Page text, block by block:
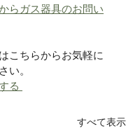
らガス器具のお問い
こちらからお気軽に
い。
る
すべて表示